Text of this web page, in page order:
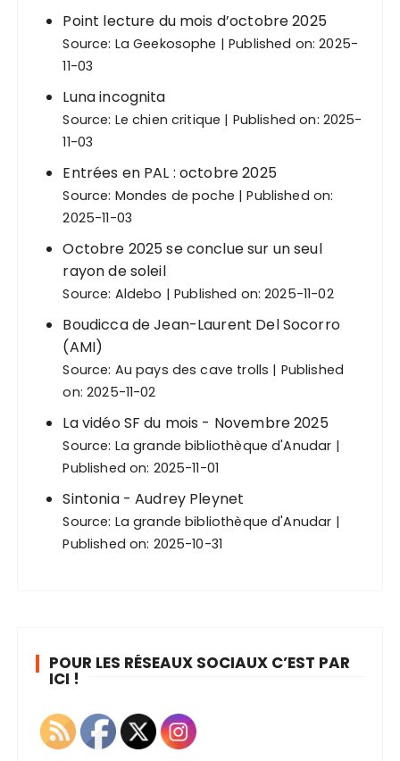
Point lecture du mois d’octobre 2025
Source: La Geekosophe
Published on: 2025-
11-03
Luna incognita
Source: Le chien critique
Published on: 2025-
11-03
Entrées en PAL : octobre 2025
Source: Mondes de poche
Published on:
2025-11-03
Octobre 2025 se conclue sur un seul
rayon de soleil
Source: Aldebo Published on: 2025-11-02
Boudicca de Jean-Laurent Del Socorro
(AMI)
Source: Au pays des cave trolls
Published
on: 2025-11-02
La vidéo SF du mois - Novembre 2025
Source: La grande bibliothèque d'Anudar
Published on: 2025-11-01
Sintonia - Audrey Pleynet
Source: La grande bibliothèque d'Anudar
Published on: 2025-10-31
POUR LES RÉSEAUX SOCIAUX C’EST PAR
ICI !